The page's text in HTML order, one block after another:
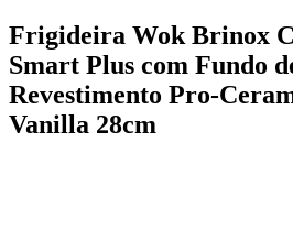
Frigideira Wok Brinox
Smart Plus com Fundo
Revestimento Pro-
Vanilla 28cm